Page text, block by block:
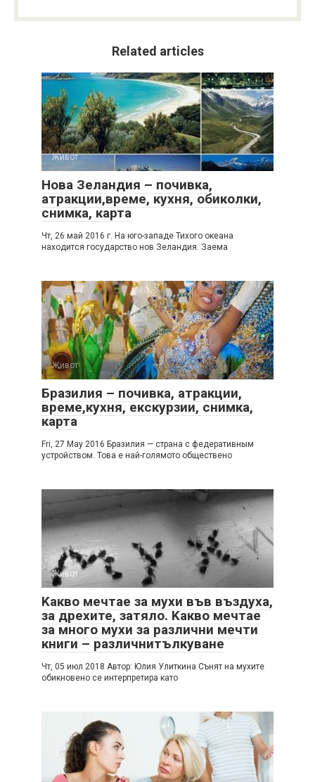
Related articles
Живот
Нова Зеландия – почивка,
атракции,време, кухня, обиколки,
снимка, карта
Чт, 26 май 2016 г. На юго-западе Тихого океана
находится государство нов Зеландия. Заема
Живот
Бразилия – почивка, атракции,
време,кухня, екскурзии, снимка,
карта
Fri, 27 May 2016 Бразилия — страна с федеративным
устройством. Това е най-голямото обществено
Живот
Kакво мечтае за мухи във въздуха,
за дрехите, затяло. Kакво мечтае
за много мухи за различни мечти
книги – различнитълкуване
Чт, 05 июл 2018 Автор: Юлия Улиткина Сънят на мухите
обикновено се интерпретира като